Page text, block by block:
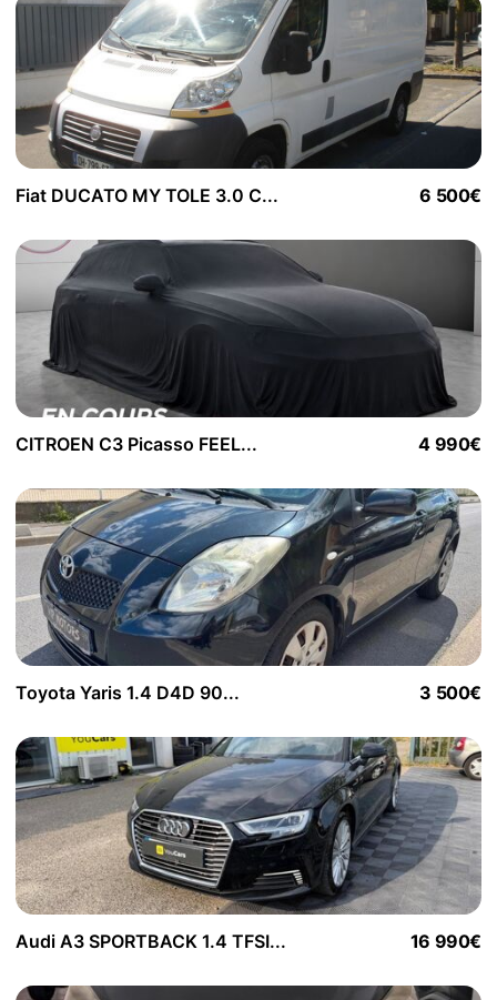
Fiat DUCATO MY TOLE 3.0 C... 6 500€
CITROEN C3 Picasso FEEL... 4 990€
Toyota Yaris 1.4 D4D 90... 3 500€
Audi A3 SPORTBACK 1.4 TFSI... 16 990€